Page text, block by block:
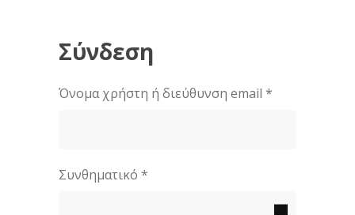
Σύνδεση
Όνομα χρήστη ή διεύθυνση email *
Συνθηματικό *